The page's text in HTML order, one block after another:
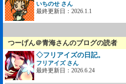
いちのせ さん
最終更新日：2026.1.1
つーげん＠青海さんのブログの読者
◇フリアイズの日記。
フリアイズ さん
最終更新日：2026.6.24